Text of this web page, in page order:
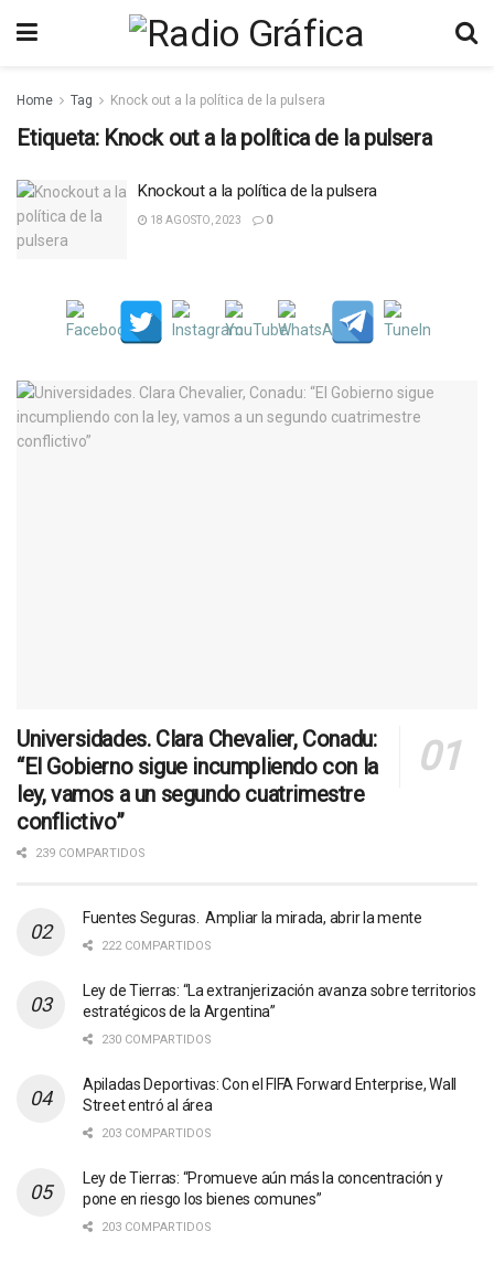
Home Tag Knock out a la política de la pulsera
Etiqueta: Knock out a la política de la pulsera
Knockout a la política de la pulsera
18 AGOSTO, 2023 0
Universidades. Clara Chevalier, Conadu:
“El Gobierno sigue incumpliendo con la
ley, vamos a un segundo cuatrimestre
conflictivo”
239 COMPARTIDOS
Fuentes Seguras. Ampliar la mirada, abrir la mente
222 COMPARTIDOS
Ley de Tierras: “La extranjerización avanza sobre territorios
estratégicos de la Argentina”
230 COMPARTIDOS
Apiladas Deportivas: Con el FIFA Forward Enterprise, Wall
Street entró al área
203 COMPARTIDOS
Ley de Tierras: “Promueve aún más la concentración y
pone en riesgo los bienes comunes”
203 COMPARTIDOS